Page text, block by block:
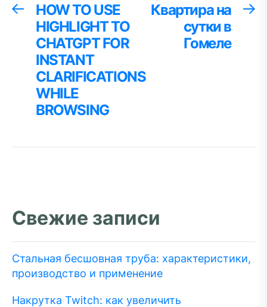
Навигация
записям
Предыдущая
запись:
HOW TO USE
HIGHLIGHT TO
CHATGPT FOR
INSTANT
CLARIFICATIONS
WHILE
BROWSING
Квартира на
сутки в
Гомеле
Свежие записи
Стальная бесшовная труба: характеристики,
производство и применение
Накрутка Twitch: как увеличить